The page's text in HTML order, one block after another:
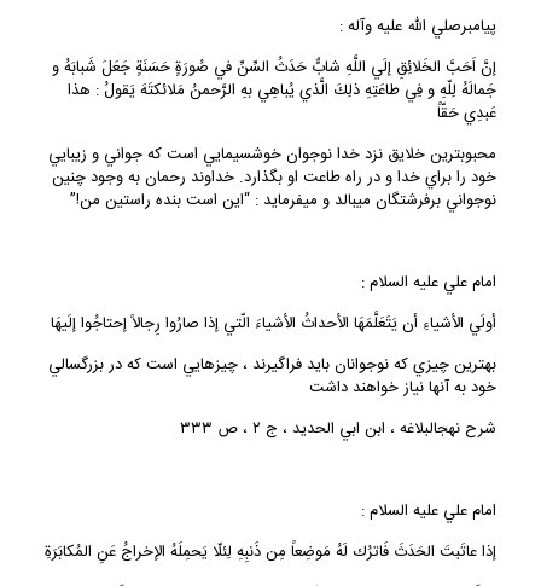
پيامبرصلي الله عليه وآله :
إنَّ اَحَبَّ الخَلائِقِ إلَي اللَّهِ شابٌّ حَدَثُ السِّنِّ في صُورَةٍ حَسَنَةٍ جَعَلَ شَبابَهُ و
جَمالَهُ لِلّهِ و فِي طاعَتِهِ ذلِكَ الَّذي يُباهِي بهِ الرَّحمنُ مَلائكتَهَ يَقولُ : هذا
عَبدِي حَقّاً
محبوب‏ترين خلايق نزد خدا نوجوان خوش‏سيمايي است كه جواني و زيبايي
خود را براي خدا و در راه طاعت او بگذارد. خداوند رحمان به وجود چنين
نوجواني برفرشتگان مي‏بالد و مي‏فرمايد : “اين است بنده راستين من!”
امام علي‏ عليه السلام :
أولَي الأشياءِ أن يَتَعَلَّمَهَا الأحداثُ الأشياءَ الّتي إذا صارُوا رِجالاً إحتاجُوا إلَيهَا
بهترين چيزي كه نوجوانان بايد فراگيرند ، چيزهايي است كه در بزرگ‏سالي
خود به آنها نياز خواهند داشت
شرح نهج‏البلاغه ، ابن ابي الحديد ، ج ۲ ، ص ۳۳۳
امام علي‏ عليه السلام :
إذا عاتَبتَ الحَدَثَ فَاترُك لَهُ مَوضِعاً مِن ذَنبِهِ لِئلّا يَحمِلَهُ الإخراجُ عَنِ المُكابَرَةِ